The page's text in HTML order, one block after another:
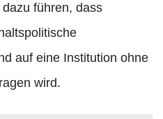
führen, dass
auf eine Institution ohne
wird.